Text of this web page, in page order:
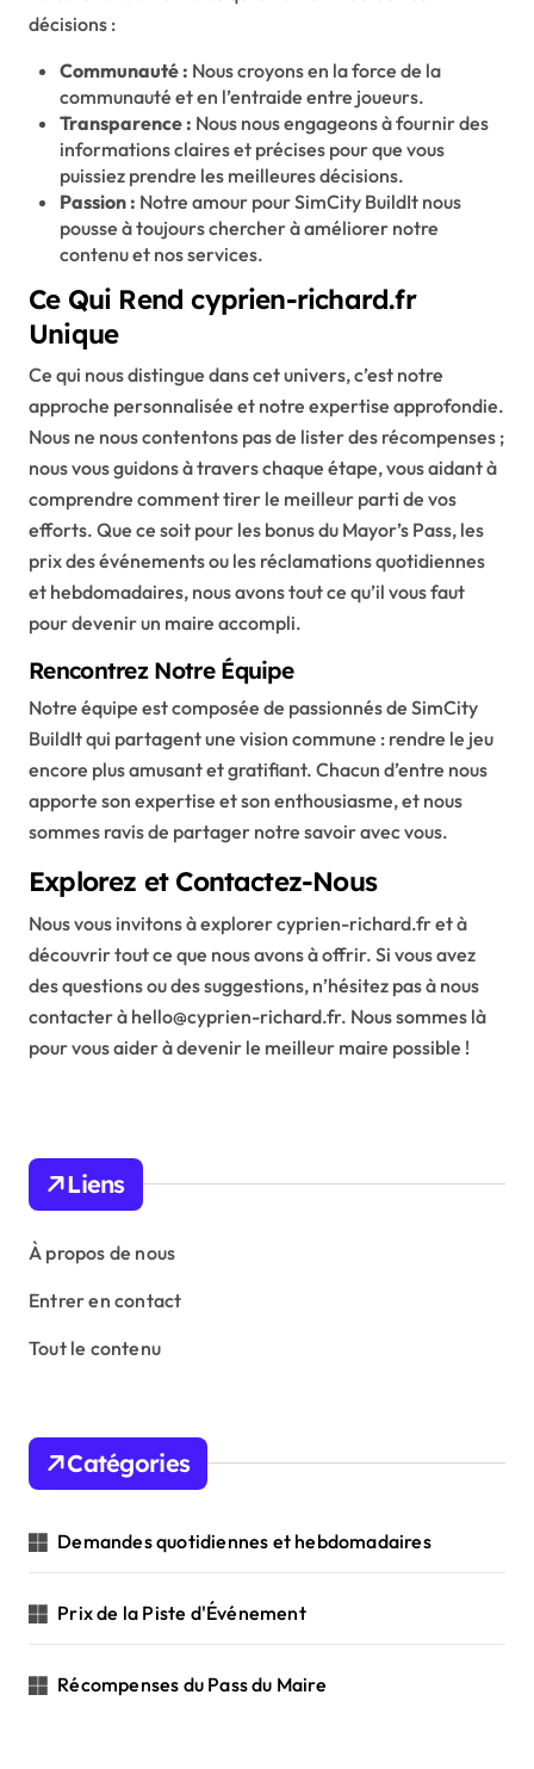
décisions :
Communauté : Nous croyons en la force de la
communauté et en l’entraide entre joueurs.
Transparence : Nous nous engageons à fournir des
informations claires et précises pour que vous
puissiez prendre les meilleures décisions.
Passion : Notre amour pour SimCity BuildIt nous
pousse à toujours chercher à améliorer notre
contenu et nos services.
Ce Qui Rend cyprien-richard.fr
Unique
Ce qui nous distingue dans cet univers, c’est notre
approche personnalisée et notre expertise approfondie.
Nous ne nous contentons pas de lister des récompenses ;
nous vous guidons à travers chaque étape, vous aidant à
comprendre comment tirer le meilleur parti de vos
efforts. Que ce soit pour les bonus du Mayor’s Pass, les
prix des événements ou les réclamations quotidiennes
et hebdomadaires, nous avons tout ce qu’il vous faut
pour devenir un maire accompli.
Rencontrez Notre Équipe
Notre équipe est composée de passionnés de SimCity
BuildIt qui partagent une vision commune : rendre le jeu
encore plus amusant et gratifiant. Chacun d’entre nous
apporte son expertise et son enthousiasme, et nous
sommes ravis de partager notre savoir avec vous.
Explorez et Contactez-Nous
Nous vous invitons à explorer cyprien-richard.fr et à
découvrir tout ce que nous avons à offrir. Si vous avez
des questions ou des suggestions, n’hésitez pas à nous
contacter à hello@cyprien-richard.fr. Nous sommes là
pour vous aider à devenir le meilleur maire possible !
Liens
À propos de nous
Entrer en contact
Tout le contenu
Catégories
Demandes quotidiennes et hebdomadaires
Prix de la Piste d'Événement
Récompenses du Pass du Maire